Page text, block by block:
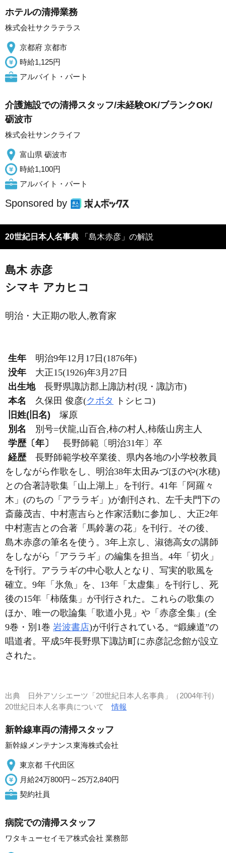
ホテルの清掃業務
株式会社サクラテラス
京都府 京都市
時給1,125円
アルバイト・パート
介護施設での清掃スタッフ/未経験OK/ブランクOK/
砺波市
株式会社サンクライフ
富山県 砺波市
時給1,100円
アルバイト・パート
Sponsored by
20世紀日本人名事典 「島木赤彦」の解説
島木 赤彦
シマキ アカヒコ
明治・大正期の歌人,教育家
生年
明治9年12月17日(1876年)
没年
大正15(1926)年3月27日
出生地
長野県諏訪郡上諏訪村(現・諏訪市)
本名
久保田 俊彦(クボタ
トシヒコ)
旧姓(旧名)
塚原
別名
別号=伏龍,山百合,柿の村人,柿蔭山房主人
学歴〔年〕
長野師範〔明治31年〕卒
経歴
長野師範学校卒業後、県内各地の小学校教員
をしながら作歌をし、明治38年太田みづほのや(水穂)
との合著詩歌集「山上湖上」を刊行。41年「阿羅々
木」(のちの「アララギ」)が創刊され、左千夫門下の
斎藤茂吉、中村憲吉らと作家活動に参加し、大正2年
中村憲吉との合著「馬鈴薯の花」を刊行。その後、
島木赤彦の筆名を使う。3年上京し、淑徳高女の講師
をしながら「アララギ」の編集を担当。4年「切火」
を刊行。アララギの中心歌人となり、写実的歌風を
確立。9年「氷魚」を、13年「太虚集」を刊行し、死
後の15年「柿蔭集」が刊行された。これらの歌集の
ほか、唯一の歌論集「歌道小見」や「赤彦全集」(全
9巻・別1巻 岩波書店)が刊行されている。“鍛練道”の
唱道者。平成5年長野県下諏訪町に赤彦記念館が設立
された。
出典
日外アソシエーツ「20世紀日本人名事典」（2004年刊）
20世紀日本人名事典について情報
新幹線車両の清掃スタッフ
新幹線メンテナンス東海株式会社
東京都 千代田区
月給24万800円～25万2,840円
契約社員
病院での清掃スタッフ
ワタキューセイモア株式会社 業務部